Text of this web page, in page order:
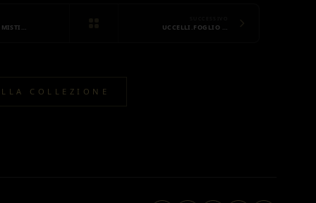
UCCELLI.FOGLIO …
COLLEZIONE